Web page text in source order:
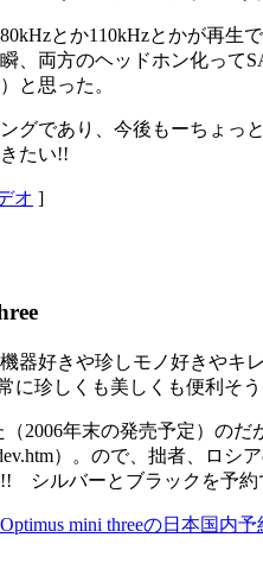
とか110kHzとかが再
、両方のヘッドホン化っ
と思った。
であり、今後もーちょっ
たい!!
オ ]
好きや珍しモノ好きやキ
に珍しくも美しくも便利そ
（2006年末の発売予定）のだ
）。ので、拙者
シルバーとブラックを予
Optimus mini threeの日本国内